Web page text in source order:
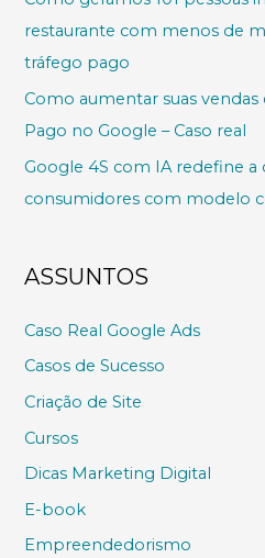
restaurante com menos de
tráfego pago
Como aumentar suas
Pago no Google – Caso real
Google 4S com IA redefine a
consumidores com modelo
ASSUNTOS
Caso Real Google Ads
Casos de Sucesso
Criação de Site
Cursos
Dicas Marketing Digital
E-book
Empreendedorismo